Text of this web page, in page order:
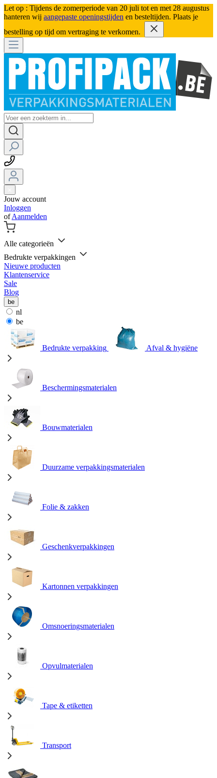
Let op : Tijdens de zomerperiode van 20 juli tot en met 28 augustus
hanteren wij aangepaste openingstijden en besteltijden. Plaats je
bestelling op tijd om vertraging te verkomen.
Jouw account
Inloggen
ofAanmelden
Alle categorieën
Bedrukte verpakkingen
Nieuwe producten
Klantenservice
Sale
Blog
be
nl
be
Bedrukte verpakking Afval & hygiëne
Beschermingsmaterialen
Bouwmaterialen
Duurzame verpakkingsmaterialen
Folie & zakken
Geschenkverpakkingen
Kartonnen verpakkingen
Omsnoeringsmaterialen
Opvulmaterialen
Tape & etiketten
Transport